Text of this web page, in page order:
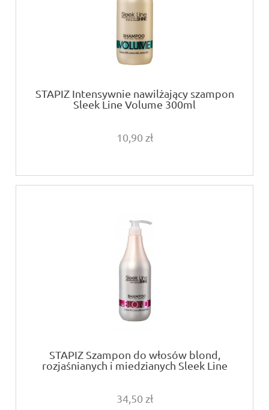
STAPIZ Intensywnie nawilżający szampon
Sleek Line Volume 300ml
10,90 zł
STAPIZ Szampon do włosów blond,
rozjaśnianych i miedzianych Sleek Line
34,50 zł